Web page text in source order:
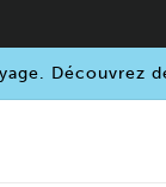
Découvrez